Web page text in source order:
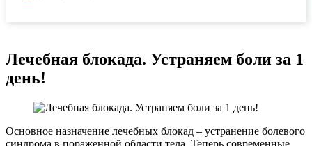
Лечебная блокада. Устраняем боли за 1
день!
Основное назначение лечебных блокад – устранение болевого